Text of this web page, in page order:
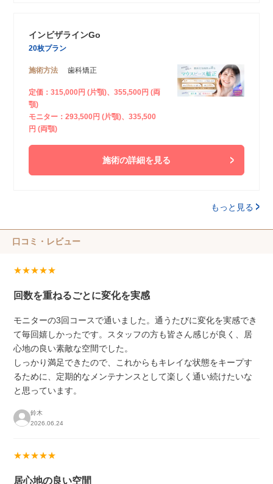
インビザラインGo
20枚プラン
施術方法 歯科矯正
定価：315,000円 (片顎)、355,500円 (両
顎)
モニター：293,500円 (片顎)、335,500
円 (両顎)
施術の詳細を見る
もっと見る
口コミ・レビュー
★★★★★
回数を重ねるごとに変化を実感
モニターの3回コースで通いました。通うたびに変化を実感でき
て毎回嬉しかったです。スタッフの方も皆さん感じが良く、居
心地の良い素敵な空間でした。
しっかり満足できたので、これからもキレイな状態をキープす
るために、定期的なメンテナンスとして楽しく通い続けたいな
と思っています。
鈴木
2026.06.24
★★★★★
居心地の良い空間